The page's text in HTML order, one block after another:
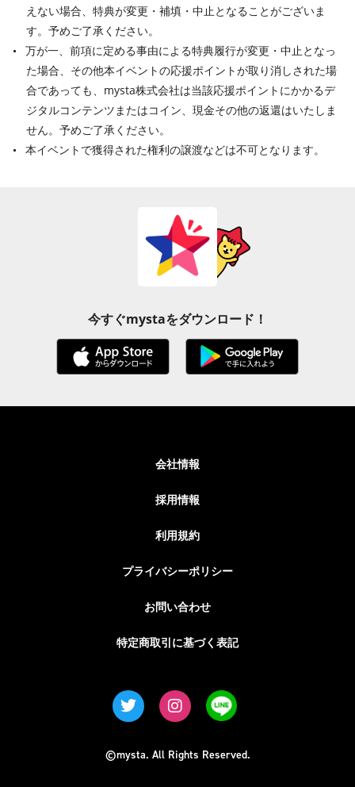
えない場合、特典が変更・補填・中止となることがございま
す。予めご了承ください。
万が一、前項に定める事由による特典履行が変更・中止となっ
た場合、その他本イベントの応援ポイントが取り消しされた場
合であっても、mysta株式会社は当該応援ポイントにかかるデ
ジタルコンテンツまたはコイン、現金その他の返還はいたしま
せん。予めご了承ください。
本イベントで獲得された権利の譲渡などは不可となります。
今すぐmystaをダウンロード！
会社情報
採用情報
利用規約
プライバシーポリシー
お問い合わせ
特定商取引に基づく表記
©mysta. All Rights Reserved.